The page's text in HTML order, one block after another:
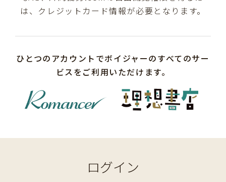
は、クレジットカード情報が必要となります。
ひとつのアカウントでボイジャーのすべてのサー
ビスをご利用いただけます。
ログイン